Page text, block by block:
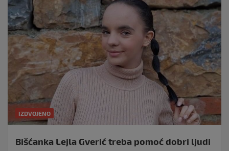
IZDVOJENO
Bišćanka Lejla Gverić treba pomoć dobri ljudi